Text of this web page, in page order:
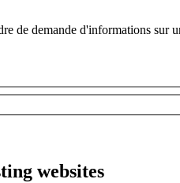
de demande d'informations sur
websites